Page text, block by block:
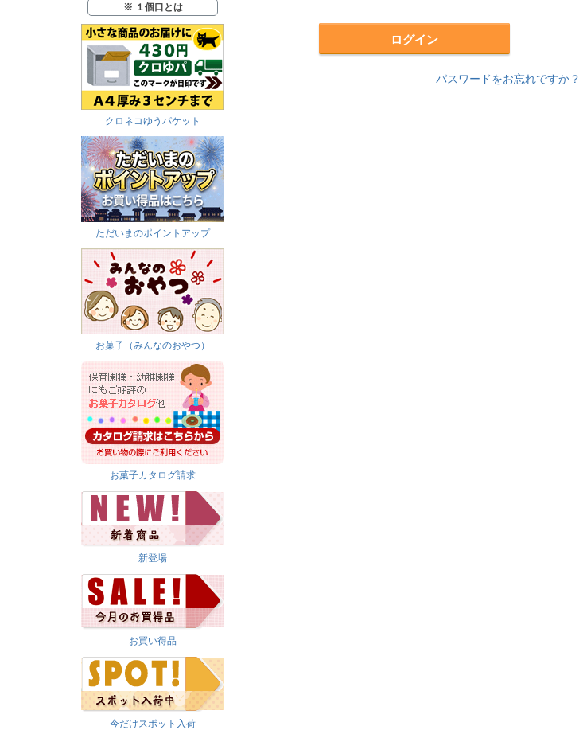
※ １個口とは
クロネコゆうパケット
ただいまのポイントアップ
お菓子（みんなのおやつ）
お菓子カタログ請求
新登場
お買い得品
今だけスポット入荷
)
ログイン
パスワードをお忘れですか？